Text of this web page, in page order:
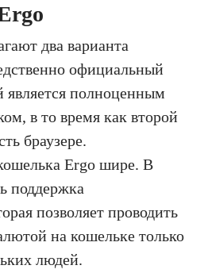
два варианта
официальный
полноценным
в то время как второй
браузере.
Ergo шире. В
поддержка
позволяет проводить
на кошельке только
людей.